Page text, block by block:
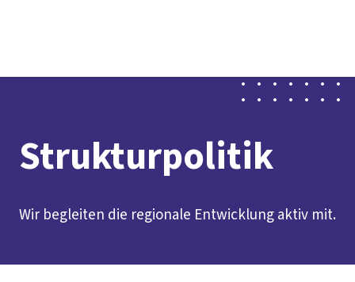
Service
Mitmachen
Strukturpolitik
Wir begleiten die regionale Entwicklung aktiv mit.